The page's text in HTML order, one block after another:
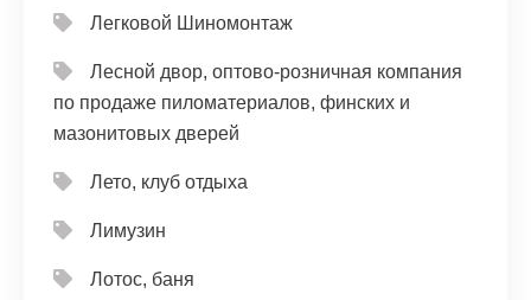
Легковой Шиномонтаж
Лесной двор, оптово-розничная компания
по продаже пиломатериалов, финских и
мазонитовых дверей
Лето, клуб отдыха
Лимузин
Лотос, баня